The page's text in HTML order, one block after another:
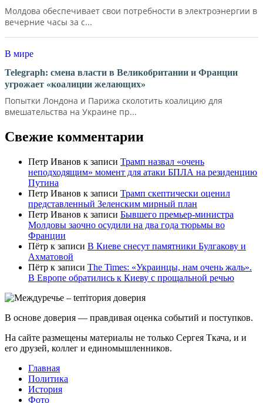
Молдова обеспечивает свои потребности в электроэнергии в
вечерние часы за с...
В мире
Telegraph: смена власти в Великобритании и Франции
угрожает «коалиции желающих»
Попытки Лондона и Парижа сколотить коалицию для
вмешательства на Украине пр...
Свежие комментарии
Петр Иванов к записи Трамп назвал «очень
неподходящим» момент для атаки БПЛА на резиденцию
Путина
Петр Иванов к записи Трамп скептически оценил
представленный Зеленским мирный план
Петр Иванов к записи Бывшего премьер-министра
Молдовы заочно осудили на два года тюрьмы во
Франции
Пётр к записи В Киеве снесут памятники Булгакову и
Ахматовой
Пётр к записи Тhe Times: «Украинцы, нам очень жаль».
В Европе обратились к Киеву с прощальной речью
В основе доверия — правдивая оценка событий и поступков.
На сайте размещены материалы не только Сергея Ткача, и и
его друзей, коллег и единомышленников.
Главная
Политика
История
Фото